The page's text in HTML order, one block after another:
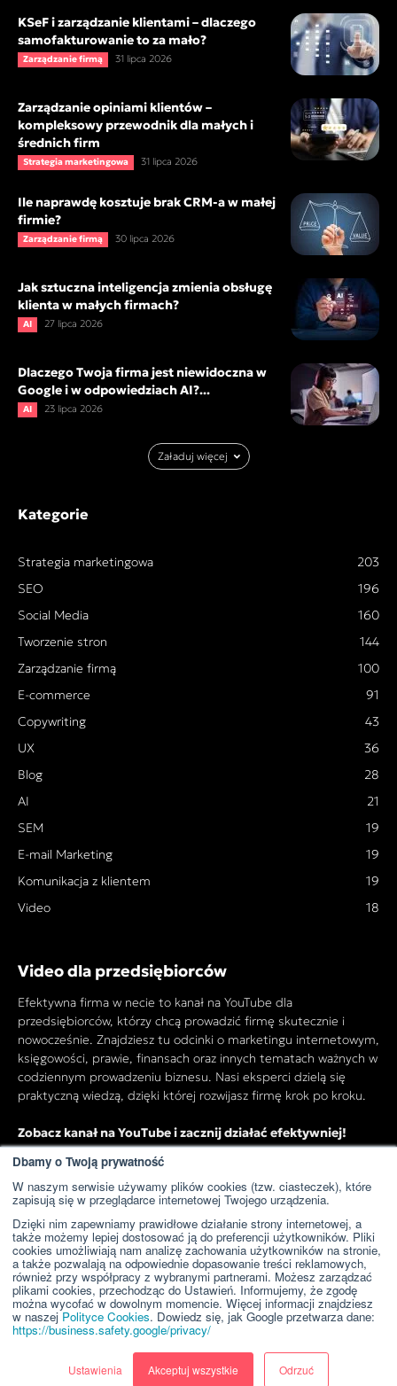
Dbamy o Twoją prywatność
W naszym serwisie używamy plików cookies (tzw. ciasteczek), które
zapisują się w przeglądarce internetowej Twojego urządzenia.
Dzięki nim zapewniamy prawidłowe działanie strony internetowej, a
także możemy lepiej dostosować ją do preferencji użytkowników. Pliki
cookies umożliwiają nam analizę zachowania użytkowników na stronie,
a także pozwalają na odpowiednie dopasowanie treści reklamowych,
również przy współpracy z wybranymi partnerami. Możesz zarządzać
plikami cookies, przechodząc do Ustawień. Informujemy, że zgodę
można wycofać w dowolnym momencie. Więcej informacji znajdziesz
w naszejPolityce Cookies. Dowiedz się, jak Google przetwarza dane:
https://business.safety.google/privacy/
Ustawienia Akceptuj wszystkie Odrzuć
KSeF i zarządzanie klientami – dlaczego
samofakturowanie to za mało?
Zarządzanie firmą 31 lipca 2026
Zarządzanie opiniami klientów –
kompleksowy przewodnik dla małych i
średnich firm
Strategia marketingowa 31 lipca 2026
Ile naprawdę kosztuje brak CRM-a w małej
firmie?
Zarządzanie firmą 30 lipca 2026
Jak sztuczna inteligencja zmienia obsługę
klienta w małych firmach?
AI 27 lipca 2026
Dlaczego Twoja firma jest niewidoczna w
Google i w odpowiedziach AI?...
AI 23 lipca 2026
Załaduj więcej
Kategorie
Strategia marketingowa
203
SEO
196
Social Media
160
Tworzenie stron
144
Zarządzanie firmą
100
E-commerce
91
Copywriting
43
UX
36
Blog
28
AI
21
SEM
19
E-mail Marketing
19
Komunikacja z klientem
19
Video
18
Video dla przedsiębiorców
Efektywna firma w necie to kanał na YouTube dla
przedsiębiorców, którzy chcą prowadzić firmę skutecznie i
nowocześnie. Znajdziesz tu odcinki o marketingu internetowym,
księgowości, prawie, finansach oraz innych tematach ważnych w
codziennym prowadzeniu biznesu. Nasi eksperci dzielą się
praktyczną wiedzą, dzięki której rozwijasz firmę krok po kroku.
Zobacz kanał na YouTube i zacznij działać efektywniej!
Przejdź do kanału YouTube